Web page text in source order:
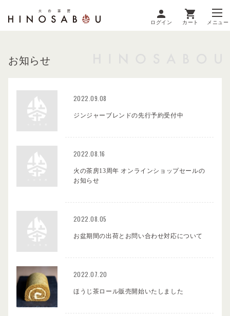
ログイン カート メニュー
お知らせ
2022.09.08
ジンジャーブレンドの先行予約受付中
2022.08.16
火の茶房13周年 オンラインショップセールの
お知らせ
2022.08.05
お盆期間の出荷とお問い合わせ対応について
2022.07.20
ほうじ茶ロール販売開始いたしました